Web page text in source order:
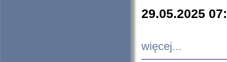
29.05.2025
więcej...